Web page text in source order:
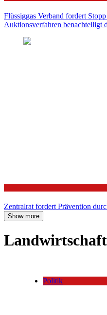
Flüssiggas Verband fordert
Auktionsverfahren benachteiligt
Zentralrat fordert Prävention
Show more
Landwirtschaft
Politik